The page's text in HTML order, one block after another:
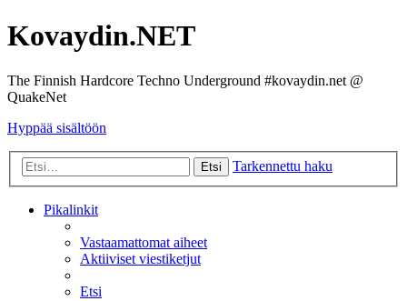
Kovaydin.NET
The Finnish Hardcore Techno Underground #kovaydin.net @
QuakeNet
Hyppää sisältöön
Etsi Tarkennettu haku
Pikalinkit
Vastaamattomat aiheet
Aktiiviset viestiketjut
Etsi